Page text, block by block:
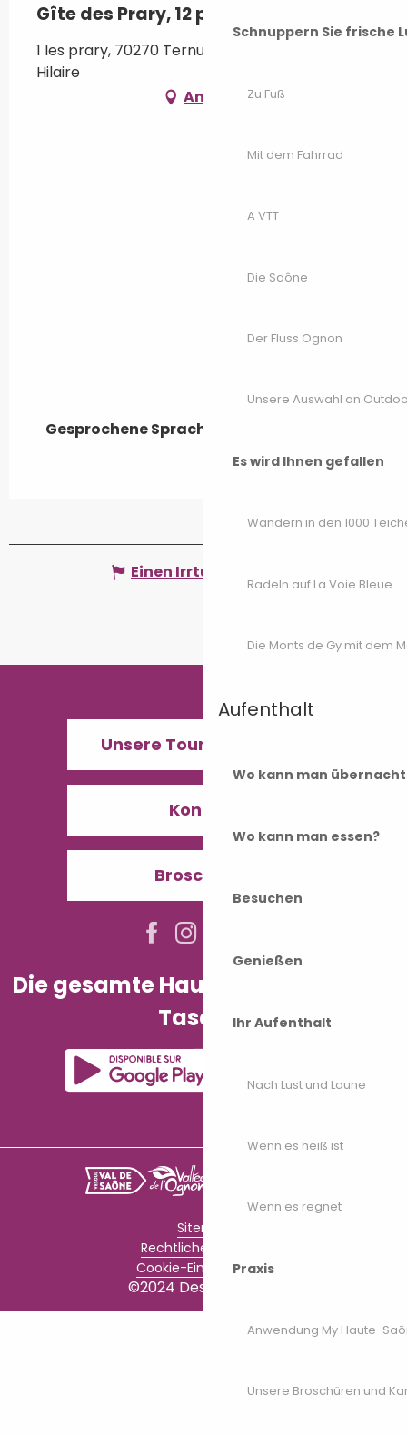
Schnuppern Sie frische
Zu Fuß
Mit dem Fahrrad
A VTT
Die Saône
Der Fluss Ognon
Unsere Auswahl an
Es wird Ihnen gefallen
Wandern in den 1000
Radeln auf La Voie Bleue
Die Monts de Gy mit dem
Aufenthalt
Wo kann man
Wo kann man essen?
Besuchen
Genießen
Ihr Aufenthalt
Nach Lust und Laune
Wenn es heiß ist
Wenn es regnet
Praxis
Anwendung My Haute-
Unsere Broschüren und
Gîte des Prary, 12 personnes
1 les prary, 70270 Ternuay-Melay-et-Saint-
Hilaire
Anfahrt
Gesprochene Sprachen
Gesprochene Sprachen
Einen Irrtum angeben
Unsere Tourismusbüros
Kontakt
Broschüren
Die gesamte Haute-Saône in Ihrer
Tasche!
Sitemap
Rechtliche Hinweise
Cookie-Einstellungen
©2024 Destination70